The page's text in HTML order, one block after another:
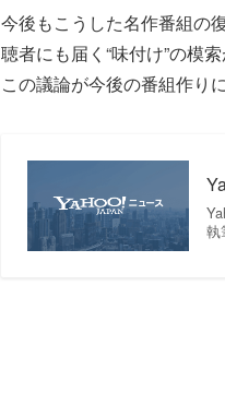
今後もこうした名作番組の
聴者にも届く“味付け”の模
この議論が今後の番組作り
執